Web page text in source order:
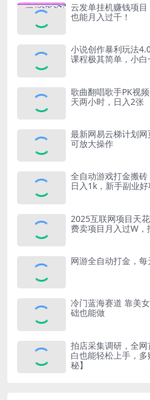
云发单挂机赚钱项
也能月入过千！
小说创作暴利玩法
课程极其简单，小
歌曲翻唱歌手PK视
天两小时，日入2张
最新网易云梯计划网
可放大操作
全自动游戏打金搬砖
日入1k，新手副业好
2025互联网项目天
费卖项目月入过W，
网游全自动打金，
冷门蓝海赛道 靠美
础也能做
拍店采集调研，全
白也能轻松上手，
秘】